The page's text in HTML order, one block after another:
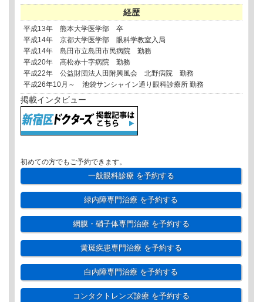
経歴
平成13年 熊本大学医学部 卒
平成14年 京都大学医学部 眼科学教室入局
平成14年 島田市立島田市民病院 勤務
平成20年 高松赤十字病院 勤務
平成22年 公益財団法人田附興風会 北野病院 勤務
平成26年10月～ 池袋サンシャイン通り眼科診療所 勤務
掲載インタビュー
初めての方でもご予約できます。
一般眼科診療を予約する
緑内障専門治療 を予約する
網膜・硝子体専門治療を予約する
黄斑疾患専門治療を予約する
白内障専門治療 を予約する
コンタクトレンズ診療を予約する